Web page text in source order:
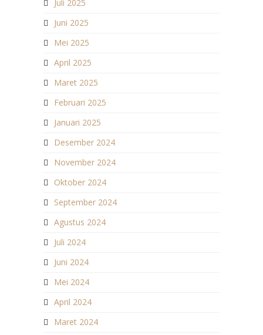
Juli 2025
Juni 2025
Mei 2025
April 2025
Maret 2025
Februari 2025
Januari 2025
Desember 2024
November 2024
Oktober 2024
September 2024
Agustus 2024
Juli 2024
Juni 2024
Mei 2024
April 2024
Maret 2024